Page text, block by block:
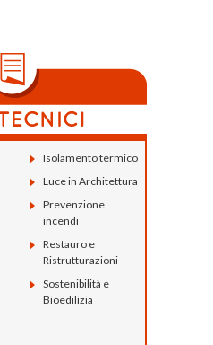
Isolamento termico
Luce in Architettura
Prevenzione
incendi
Restauro e
Ristrutturazioni
Sostenibilità e
Bioedilizia